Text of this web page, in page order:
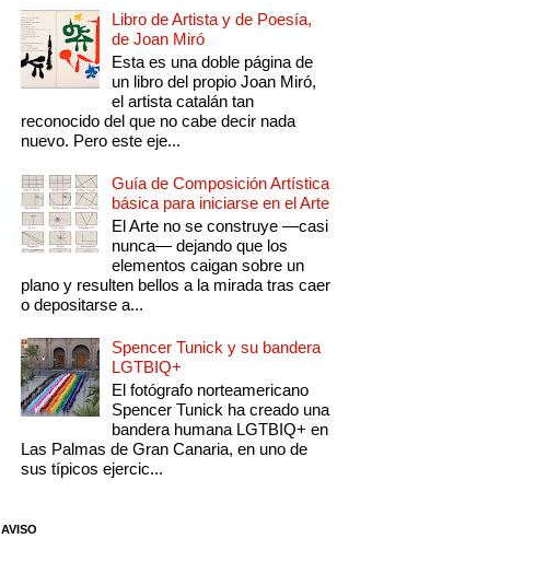
Libro de Artista y de Poesía,
de Joan Miró
Esta es una doble página de
un libro del propio Joan Miró,
el artista catalán tan
reconocido del que no cabe decir nada
nuevo. Pero este eje...
Guía de Composición Artística
básica para iniciarse en el Arte
El Arte no se construye —casi
nunca— dejando que los
elementos caigan sobre un
plano y resulten bellos a la mirada tras caer
o depositarse a...
Spencer Tunick y su bandera
LGTBIQ+
El fotógrafo norteamericano
Spencer Tunick ha creado una
bandera humana LGTBIQ+ en
Las Palmas de Gran Canaria, en uno de
sus típicos ejercic...
AVISO